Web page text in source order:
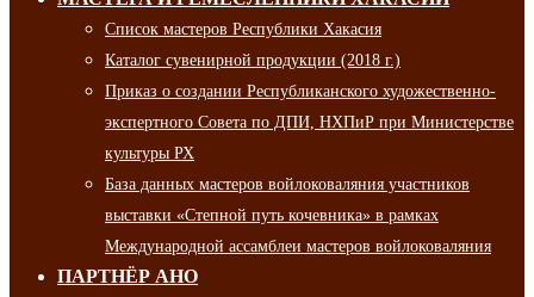
Список мастеров Республики Хакасия
Каталог сувенирной продукции (2018 г.)
Приказ о создании Республиканского художественно-
экспертного Совета по ДПИ, НХПиР при Министерстве
культуры РХ
База данных мастеров войлоковаляния участников
выставки «Степной путь кочевника» в рамках
Международной ассамблеи мастеров войлоковаляния
ПАРТНЁР АНО